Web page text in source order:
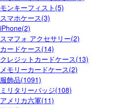
モンキーフィスト(5)
スマホケース(3)
iPhone(2)
スマフォ アクセサリー(2)
カードケース(14)
クレジットカードケース(13)
メモリーカードケース(2)
服飾品(1091)
ミリタリーバッジ(108)
アメリカ六軍(11)